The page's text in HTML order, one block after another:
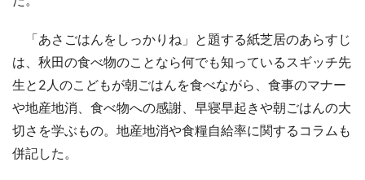
「あさごはんをしっかりね」と題する紙芝居のあらすじ
は、秋田の食べ物のことなら何でも知っているスギッチ先
生と2人のこどもが朝ごはんを食べながら、食事のマナー
や地産地消、食べ物への感謝、早寝早起きや朝ごはんの大
切さを学ぶもの。地産地消や食糧自給率に関するコラムも
併記した。